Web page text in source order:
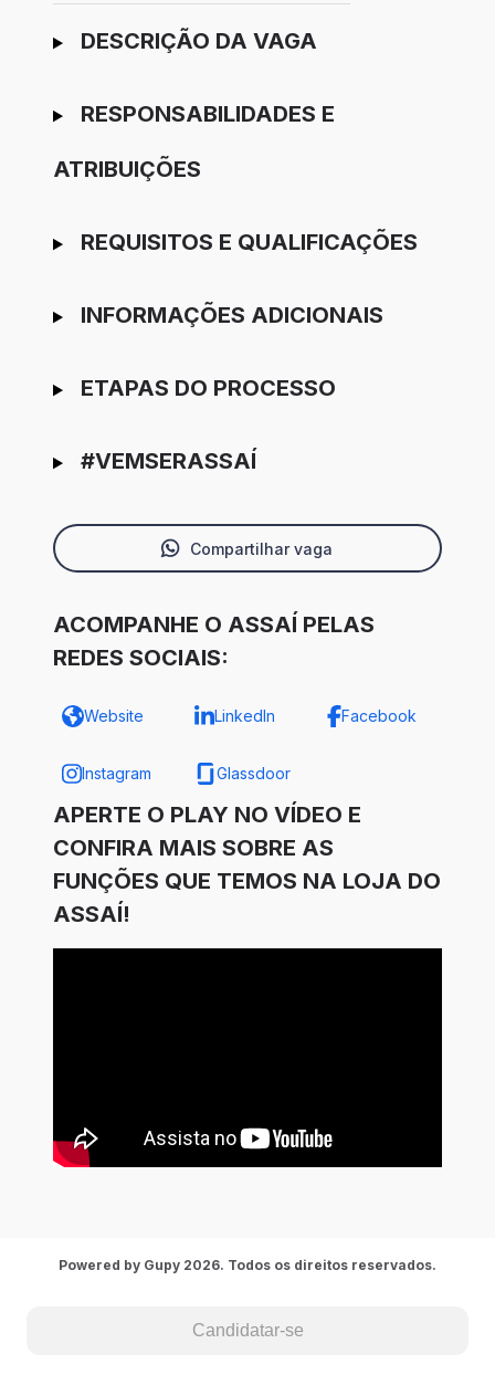
Ir para candidatura
DESCRIÇÃO DA VAGA
RESPONSABILIDADES E
ATRIBUIÇÕES
REQUISITOS E QUALIFICAÇÕES
INFORMAÇÕES ADICIONAIS
ETAPAS DO PROCESSO
#VEMSERASSAÍ
Compartilhar vaga
ACOMPANHE O ASSAÍ PELAS
REDES SOCIAIS:
Website LinkedIn Facebook
Instagram Glassdoor
APERTE O PLAY NO VÍDEO E
CONFIRA MAIS SOBRE AS
FUNÇÕES QUE TEMOS NA LOJA DO
ASSAÍ!
Candidatar-se
Powered by Gupy 2026. Todos os direitos reservados.